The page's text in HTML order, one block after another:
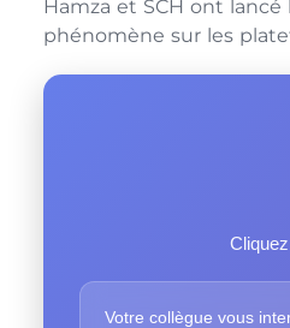
Hamza et SCH ont
phénomène sur les
Votre collègue vous